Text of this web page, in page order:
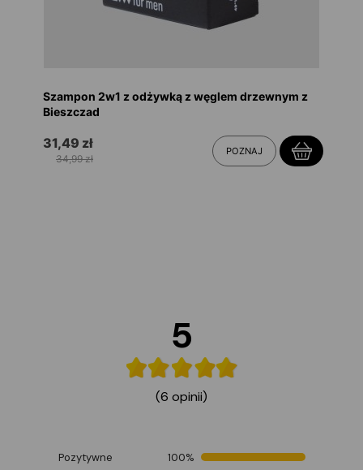
Szampon 2w1 z odżywką z węglem drzewnym z
Bieszczad
31,49 zł
34,99 zł
POZNAJ
5
(6 opinii)
Pozytywne
100%